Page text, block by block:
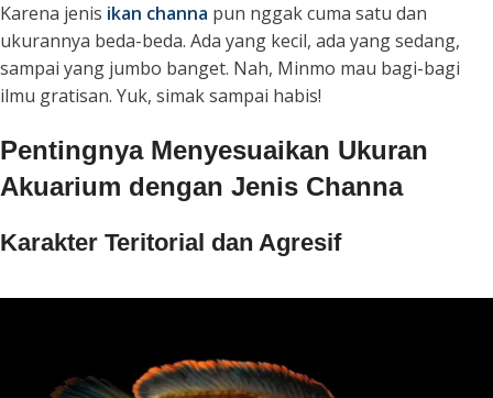
Karena jenis ikan channa pun nggak cuma satu dan
ukurannya beda-beda. Ada yang kecil, ada yang sedang,
sampai yang jumbo banget. Nah, Minmo mau bagi-bagi
ilmu gratisan. Yuk, simak sampai habis!
Pentingnya Menyesuaikan Ukuran
Akuarium dengan Jenis Channa
Karakter Teritorial dan Agresif